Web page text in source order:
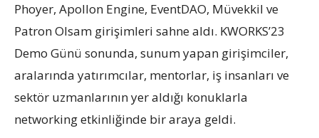
Phoyer, Apollon Engine, EventDAO, Müvekkil ve
Patron Olsam girişimleri sahne aldı. KWORKS’23
Demo Günü sonunda, sunum yapan girişimciler,
aralarında yatırımcılar, mentorlar, iş insanları ve
sektör uzmanlarının yer aldığı konuklarla
networking etkinliğinde bir araya geldi.